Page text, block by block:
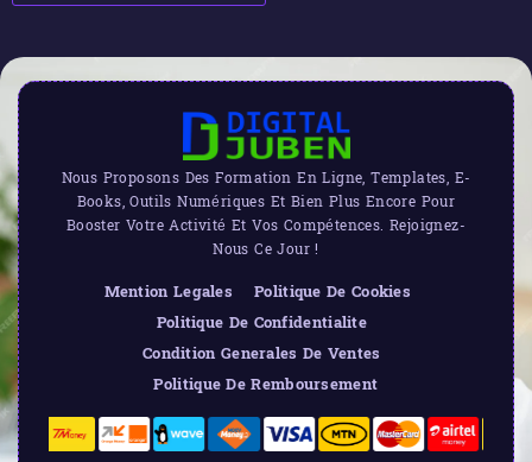
Nous Proposons Des Formation En Ligne, Templates, E-
Books, Outils Numériques Et Bien Plus Encore Pour
Booster Votre Activité Et Vos Compétences. Rejoignez-
Nous Ce Jour !
Mention Legales
Politique De Cookies
Politique De Confidentialite
Condition Generales De Ventes
Politique De Remboursement